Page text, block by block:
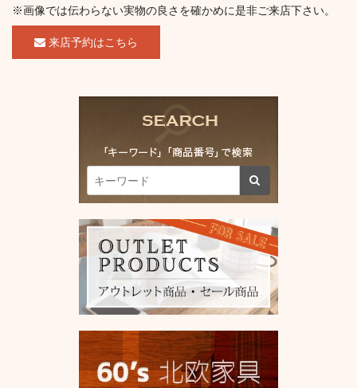
※画像では伝わらない実物の良さを確かめに是非ご来店下さい。
来店予約はこちら